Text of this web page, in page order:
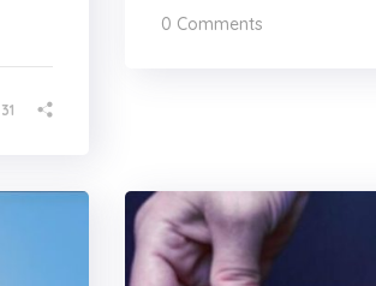
31
0 Comments